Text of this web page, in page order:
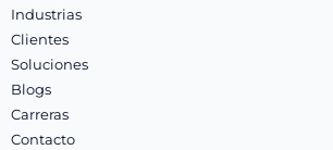
Industrias
Clientes
Soluciones
Blogs
Carreras
Contacto